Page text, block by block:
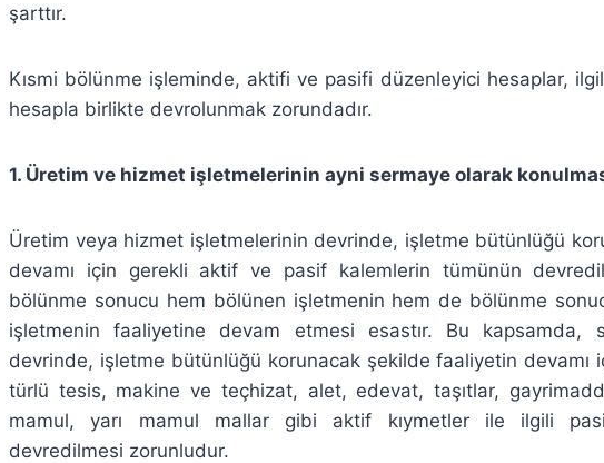
şarttır.
Kısmi bölünme işleminde, aktifi ve pasifi düzenleyici hesaplar,
hesapla birlikte devrolunmak zorundadır.
1. Üretim ve hizmet işletmelerinin ayni sermaye olarak
Üretim veya hizmet işletmelerinin devrinde, işletme bütünlüğü
devamı için gerekli aktif ve pasif kalemlerin tümünün
bölünme sonucu hem bölünen işletmenin hem de bölünme
işletmenin faaliyetine devam etmesi esastır. Bu kapsamda,
devrinde, işletme bütünlüğü korunacak şekilde faaliyetin devamı
türlü tesis, makine ve teçhizat, alet, edevat, taşıtlar,
mamul, yarı mamul mallar gibi aktif kıymetler ile ilgili
devredilmesi zorunludur.